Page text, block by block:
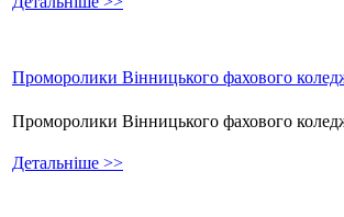
Проморолики Вінницького фахового
Проморолики Вінницького фахового
Детальніше >>